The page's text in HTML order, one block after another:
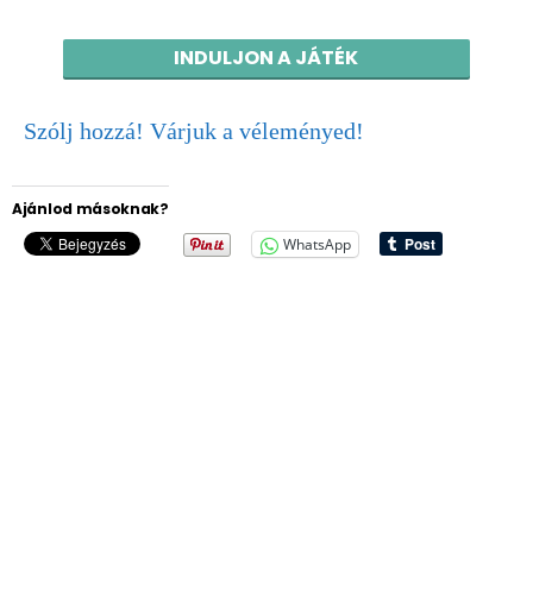
INDULJON A JÁTÉK
Szólj hozzá! Várjuk a véleményed!
Ajánlod másoknak?
WhatsApp